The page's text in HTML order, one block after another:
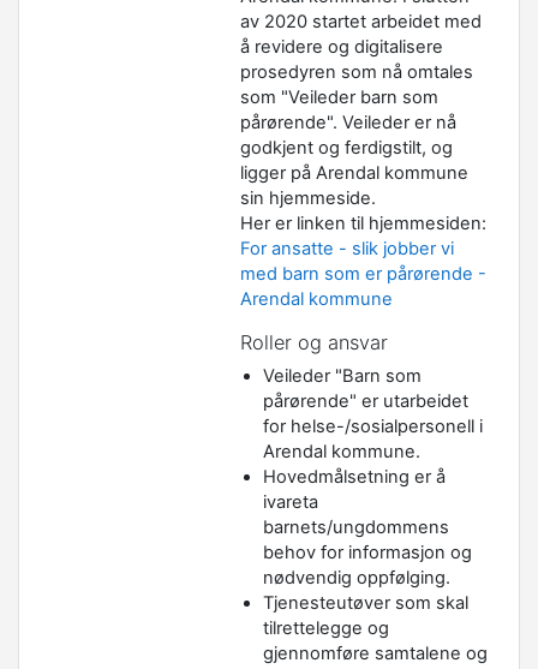
av 2020 startet arbeidet med
å revidere og digitalisere
prosedyren som nå omtales
som "Veileder barn som
pårørende". Veileder er nå
godkjent og ferdigstilt, og
ligger på Arendal kommune
sin hjemmeside.
Her er linken til hjemmesiden:
For ansatte - slik jobber vi
med barn som er pårørende -
Arendal kommune
Roller og ansvar
Veileder "Barn som
pårørende" er utarbeidet
for helse-/sosialpersonell i
Arendal kommune.
Hovedmålsetning er å
ivareta
barnets/ungdommens
behov for informasjon og
nødvendig oppfølging.
Tjenesteutøver som skal
tilrettelegge og
gjennomføre samtalene og